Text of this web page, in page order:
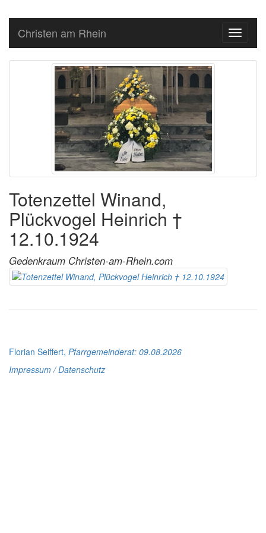
Toggle
Christen am Rhein
Totenzettel Winand,
Plückvogel Heinrich †
12.10.1924
Gedenkraum Christen-am-Rhein.com
Florian Seiffert, Pfarrgemeinderat: 09.08.2026
Impressum / Datenschutz